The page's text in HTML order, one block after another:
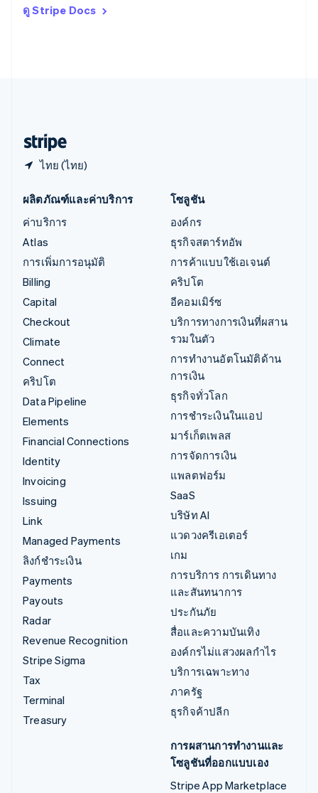
ดู Stripe Docs
ไทย (ไทย)
ItalianoEnglish
ผลิตภัณฑ์และค่าบริการ
ค่าบริการ
Atlas
การเพิ่มการอนุมัติ
Billing
Capital
Checkout
Climate
Connect
คริปโต
Data Pipeline
Elements
Financial Connections
Identity
Invoicing
Issuing
Link
Managed Payments
ลิงก์ชำระเงิน
Payments
Payouts
Radar
Revenue Recognition
Stripe Sigma
Tax
Terminal
Treasury
โซลูชัน
องค์กร
ธุรกิจสตาร์ทอัพ
การค้าแบบใช้เอเจนต์
คริปโต
อีคอมเมิร์ซ
บริการทางการเงินที่ผสาน
รวมในตัว
การทำงานอัตโนมัติด้าน
การเงิน
ธุรกิจทั่วโลก
การชำระเงินในแอป
มาร์เก็ตเพลส
การจัดการเงิน
แพลตฟอร์ม
SaaS
บริษัท AI
แวดวงครีเอเตอร์
เกม
การบริการ การเดินทาง
และสันทนาการ
ประกันภัย
สื่อและความบันเทิง
องค์กรไม่แสวงผลกำไร
บริการเฉพาะทาง
ภาครัฐ
ธุรกิจค้าปลีก
การผสานการทำงานและ
โซลูชันที่ออกแบบเอง
Stripe App Marketplace